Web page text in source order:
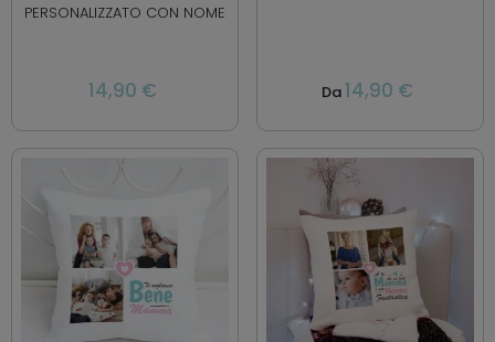
PERSONALIZZATO CON NOME
14,90 € Da14,90 €